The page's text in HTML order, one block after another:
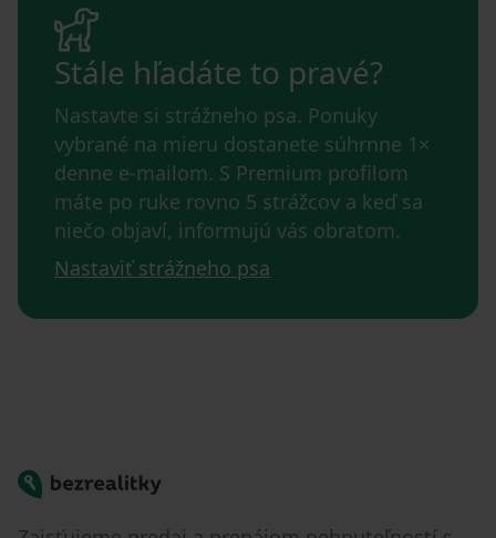
Stále hľadáte to pravé?
Nastavte si strážneho psa. Ponuky
vybrané na mieru dostanete súhrnne 1×
denne e-mailom. S Premium profilom
máte po ruke rovno 5 strážcov a keď sa
niečo objaví, informujú vás obratom.
Nastaviť strážneho psa
Bezrealitky